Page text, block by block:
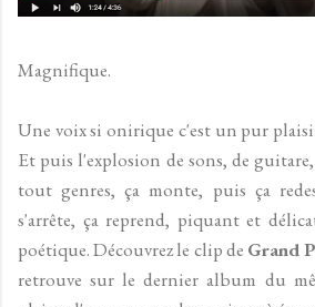
Magnifique.
Une voix si onirique c'est un pur
Et puis l'explosion de sons, de
tout genres, ça monte, puis ça
s'arrête, ça reprend, piquant et
poétique. Découvrez le clip de Grand
retrouve sur le dernier album du